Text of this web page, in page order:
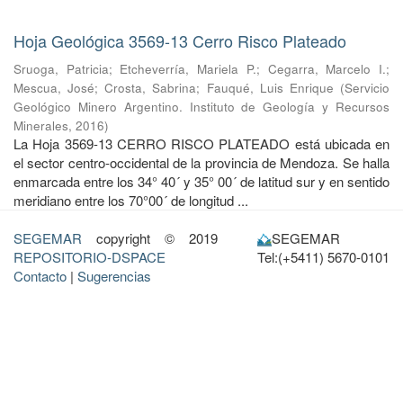
Hoja Geológica 3569-13 Cerro Risco Plateado
Sruoga, Patricia; Etcheverría, Mariela P.; Cegarra, Marcelo I.;
Mescua, José;Crosta, Sabrina; Fauqué, Luis Enrique (Servicio
Geológico Minero Argentino. Instituto de Geología y Recursos
Minerales, 2016)
La Hoja 3569-13 CERRO RISCO PLATEADO está ubicada en
el sector centro-occidental de la provincia de Mendoza. Se halla
enmarcada entre los 34° 40´ y 35° 00´ de latitud sur y en sentido
meridiano entre los 70°00´ de longitud ...
SEGEMAR copyright © 2019
REPOSITORIO-DSPACE
Contacto | Sugerencias
SEGEMAR
Tel:(+5411) 5670-0101